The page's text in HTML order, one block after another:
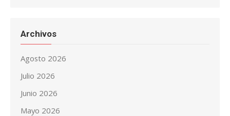
Archivos
Agosto 2026
Julio 2026
Junio 2026
Mayo 2026